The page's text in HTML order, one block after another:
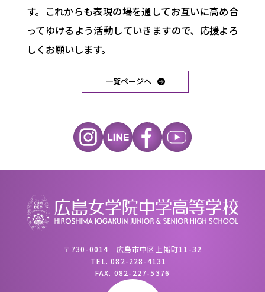
す。 これからも表現の場を通してお互いに高め合
ってゆけるよう活動していきますので、応援よろ
しくお願いします。
一覧ページへ
〒730-0014 広島市中区上幟町11-32
TEL.082-228-4131
FAX. 082-227-5376